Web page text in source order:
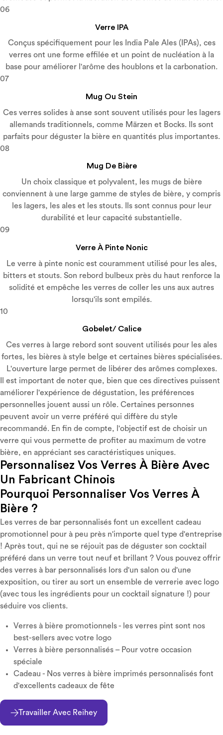
06
Verre IPA
Conçus spécifiquement pour les India Pale Ales (IPAs), ces
verres ont une forme effilée et un point de nucléation à la
base pour améliorer l'arôme des houblons et la carbonation.
07
Mug Ou Stein
Ces verres solides à anse sont souvent utilisés pour les lagers
allemands traditionnels, comme Märzen et Bocks. Ils sont
parfaits pour déguster la bière en quantités plus importantes.
08
Mug De Bière
Un choix classique et polyvalent, les mugs de bière
conviennent à une large gamme de styles de bière, y compris
les lagers, les ales et les stouts. Ils sont connus pour leur
durabilité et leur capacité substantielle.
09
Verre À Pinte Nonic
Le verre à pinte nonic est couramment utilisé pour les ales,
bitters et stouts. Son rebord bulbeux près du haut renforce la
solidité et empêche les verres de coller les uns aux autres
lorsqu'ils sont empilés.
10
Gobelet/ Calice
Ces verres à large rebord sont souvent utilisés pour les ales
fortes, les bières à style belge et certaines bières spécialisées.
L'ouverture large permet de libérer des arômes complexes.
Il est important de noter que, bien que ces directives puissent
améliorer l'expérience de dégustation, les préférences
personnelles jouent aussi un rôle. Certaines personnes
peuvent avoir un verre préféré qui diffère du style
recommandé. En fin de compte, l'objectif est de choisir un
verre qui vous permette de profiter au maximum de votre
bière, en appréciant ses caractéristiques uniques.
Personnalisez Vos Verres À Bière Avec
Un Fabricant Chinois
Pourquoi Personnaliser Vos Verres À
Bière ?
Les verres de bar personnalisés font un excellent cadeau
promotionnel pour à peu près n'importe quel type d'entreprise
! Après tout, qui ne se réjouit pas de déguster son cocktail
préféré dans un verre tout neuf et brillant ? Vous pouvez offrir
des verres à bar personnalisés lors d'un salon ou d'une
exposition, ou tirer au sort un ensemble de verrerie avec logo
(avec tous les ingrédients pour un cocktail signature !) pour
séduire vos clients.
Verres à bière promotionnels - les verres pint sont nos
best-sellers avec votre logo
Verres à bière personnalisés – Pour votre occasion
spéciale
Cadeau - Nos verres à bière imprimés personnalisés font
d'excellents cadeaux de fête
Travailler Avec Reihey